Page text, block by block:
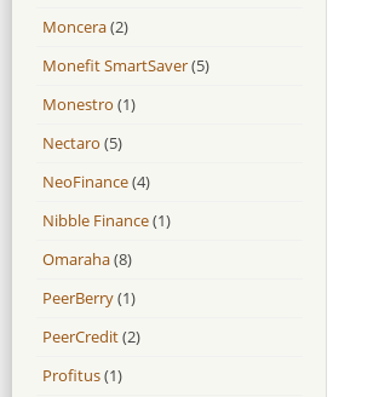
Moncera(2)
Monefit SmartSaver(5)
Monestro (1)
Nectaro (5)
NeoFinance(4)
Nibble Finance(1)
Omaraha(8)
PeerBerry(1)
PeerCredit(2)
Profitus(1)